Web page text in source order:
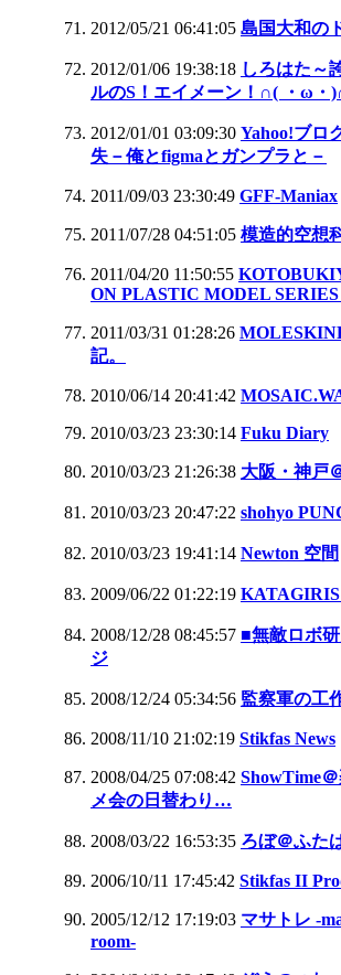
2012/05/21 06:41:05 島国大和の
2012/01/06 19:38:18 しろはた～
ルのS！エイメーン！∩( ・ω・
2012/01/01 03:09:30 Yahoo!ブロ
失－俺とfigmaとガンプラと－
2011/09/03 23:30:49 GFF-Maniax
2011/07/28 04:51:05 模造的空想
2011/04/20 11:50:55
ON PLASTIC MODEL
2011/03/31 01:28:26
記。
2010/06/14 20:41:42
2010/03/23 23:30:14 Fuku Diary
2010/03/23 21:26:38 大阪・神戸
2010/03/23 20:47:22 shohyo
2010/03/23 19:41:14 Newton 空間
2009/06/22 01:22:19
2008/12/28 08:45:57 ■無敵ロボ
ジ
2008/12/24 05:34:56 監察軍の工
2008/11/10 21:02:19 Stikfas News
2008/04/25 07:08:42 ShowTime
メ会の日替わり…
2008/03/22 16:53:35 ろぼ＠ふた
2006/10/11 17:45:42 Stikfas II
2005/12/12 17:19:03 マサトレ -
room-